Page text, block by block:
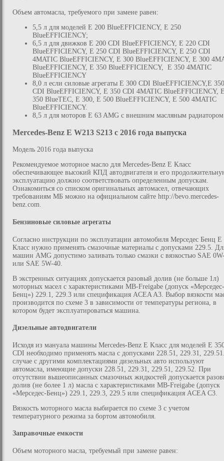
Объем автомасла, требуемого при замене равен:
5,5 л для моделей E 200 BlueEFFICIENCY, E 250
BlueEFFICIENCY;
6,5 л для движков E 200 CDI BlueEFFICIENCY, E 220 CDI
BlueEFFICIENCY, E 250 CDI BlueEFFICIENCY, E 250 CDI
4MATIC BlueEFFICIENCY, E 300 BlueEFFICIENCY, E 300
BlueEFFICIENCY, E 350 BlueEFFICIENCY, E 350 4MATIC
BlueEFFICIENCY
8,0 л если силовые агрегаты E 300 CDI BlueEFFICIENCY,E 350
CDI BlueEFFICIENCY, E 350 CDI 4MATIC BlueEFFICIENCY,
350 BlueTEC, E 300, E 500 BlueEFFICIENCY, E 500 4MATIC
BlueEFFICIENCY.
8,5 л для моторов E 63 AMG с внешним масляным
Mercedes-Benz E W213 S213 с 2016 года выпуска
Модель 2016 года выпуска
Рекомендуемое моторное масло для Mercedes-Benz E Класс
обеспечивающее высокий КПД автодвигателя и его
эксплуатацию должно соответствовать определенным допускам.
Ознакомиться со списком оригинальных автомасел, отвечающих
требованиям МБ можно на официальном сайте http://bevo.mercedes-
benz.com.
Бензиновые силовые агрегаты
Согласно инструкции по эксплуатации автомобиля Мерседес Бенц Е
Класс нужно применять смазочные материалы с допусками 229.5.
машин AMG допустимо заливать только смазки с вязкостью SAE
или SAE 5W-40.
В экстренных ситуациях допускается разовый долив (не больше 1л)
моторных масел с характеристиками MB-Freigabe (допуск «Мерседес-
Бенц») 229.1, 229.3 или спецификация ACEA A3. Выбор вязкости
производится по схеме 3 в зависимости от температуры региона, в
котором будет эксплуатироваться машина.
Дизельные автодвигатели
Исходя из мануала машины Mercedes-Benz E Класс для моделей E
CDI необходимо применять масла с допусками 228.51, 229.31,
случае с другими комплектациями дизельных авто используют
автомасла, имеющие допуски 228.51, 229.31, 229.51, 229.52. При
отсутствии вышеописанных смазочных жидкостей допускается
долив (не более 1 л) масла с характеристиками MB-Freigabe (допуск
«Мерседес-Бенц») 229.1, 229.3, 229.5 или спецификация ACEA C3.
Вязкость моторного масла выбирается по схеме 3 с учетом
температурного режима за бортом автомобиля.
Заправочные емкости
Объем моторного масла, требуемый при замене равен: